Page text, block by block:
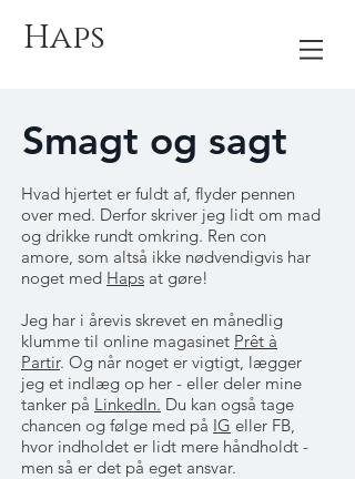
Haps
Smagt og sagt
Hvad hjertet er fuldt af, flyder pennen
over med. Derfor skriver jeg lidt om mad
og drikke rundt omkring. Ren con
amore, som altså ikke nødvendigvis har
noget med Haps at gøre!
Jeg har i årevis skrevet en månedlig
klumme til online magasinet Prêt à
Partir. Og når noget er vigtigt, lægger
jeg et indlæg op her - eller deler mine
tanker på LinkedIn. Du kan også tage
chancen og følge med på IG eller FB,
hvor indholdet er lidt mere håndholdt -
men så er det på eget ansvar.